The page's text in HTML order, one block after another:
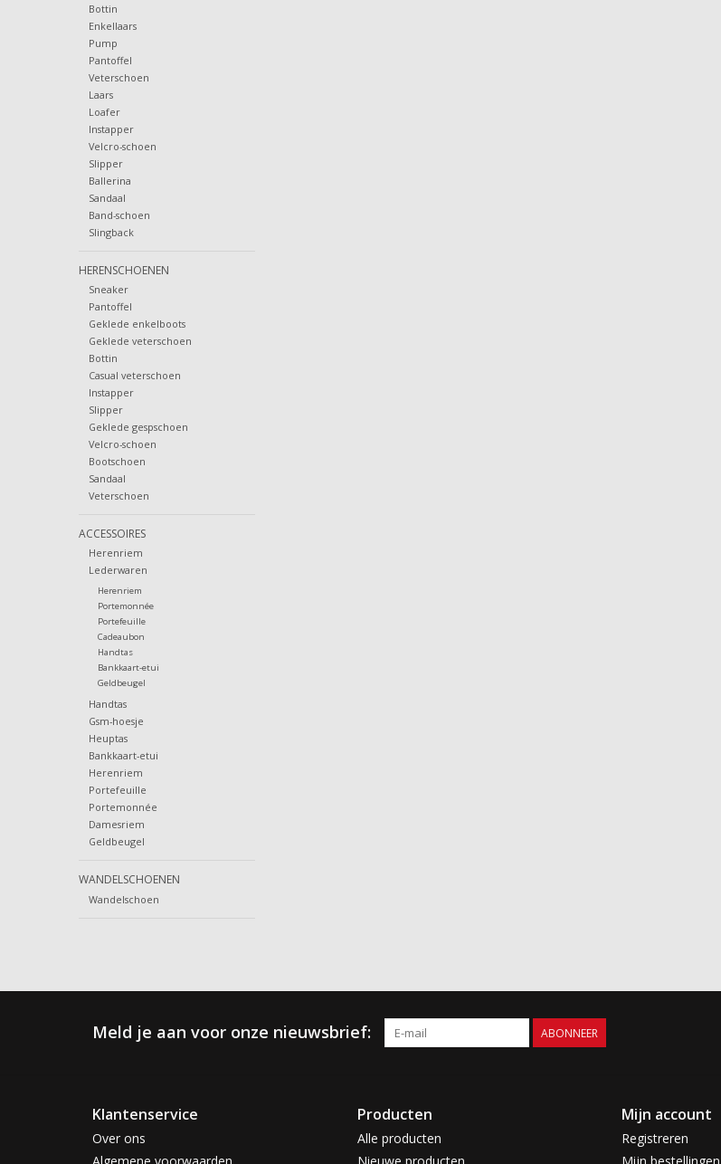
Bottin
Enkellaars
Pump
Pantoffel
Veterschoen
Laars
Loafer
Instapper
Velcro-schoen
Slipper
Ballerina
Sandaal
Band-schoen
Slingback
HERENSCHOENEN
Sneaker
Pantoffel
Geklede enkelboots
Geklede veterschoen
Bottin
Casual veterschoen
Instapper
Slipper
Geklede gespschoen
Velcro-schoen
Bootschoen
Sandaal
Veterschoen
ACCESSOIRES
Herenriem
Lederwaren
Herenriem
Portemonnée
Portefeuille
Cadeaubon
Handtas
Bankkaart-etui
Geldbeugel
Handtas
Gsm-hoesje
Heuptas
Bankkaart-etui
Herenriem
Portefeuille
Portemonnée
Damesriem
Geldbeugel
WANDELSCHOENEN
Wandelschoen
Meld je aan voor onze nieuwsbrief: ABONNEER
Klantenservice
Over ons
Algemene voorwaarden
Producten
Alle producten
Nieuwe producten
Mijn account
Registreren
Mijn bestellingen